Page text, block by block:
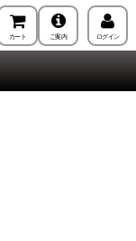
カート ご案内 ログイン